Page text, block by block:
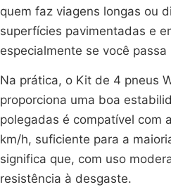
quem faz viagens longas ou
superfícies pavimentadas e
especialmente se você
Na prática, o Kit de 4 pneus
proporciona uma boa
polegadas é compatível com
km/h, suficiente para a
significa que, com uso
resistência à desgaste.